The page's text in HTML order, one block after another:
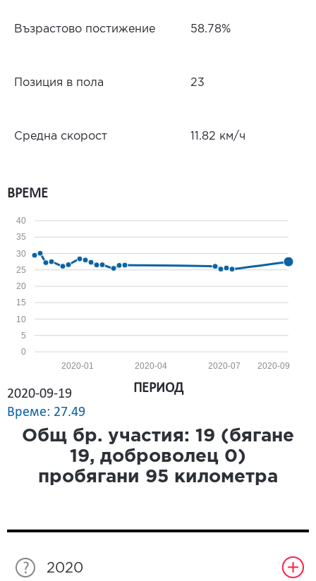
Възрастово постижение 58.78%
Позиция в пола 23
Средна скорост 11.82 км/ч
ВРЕМЕ
0
5
10
15
20
25
30
35
40
2020-09
2020-07
2020-04
2020-01
2020-09-19
Време: 27.49
ПЕРИОД
Общ бр. участия: 19 (бягане
19, доброволец 0)
пробягани 95 километра
2020